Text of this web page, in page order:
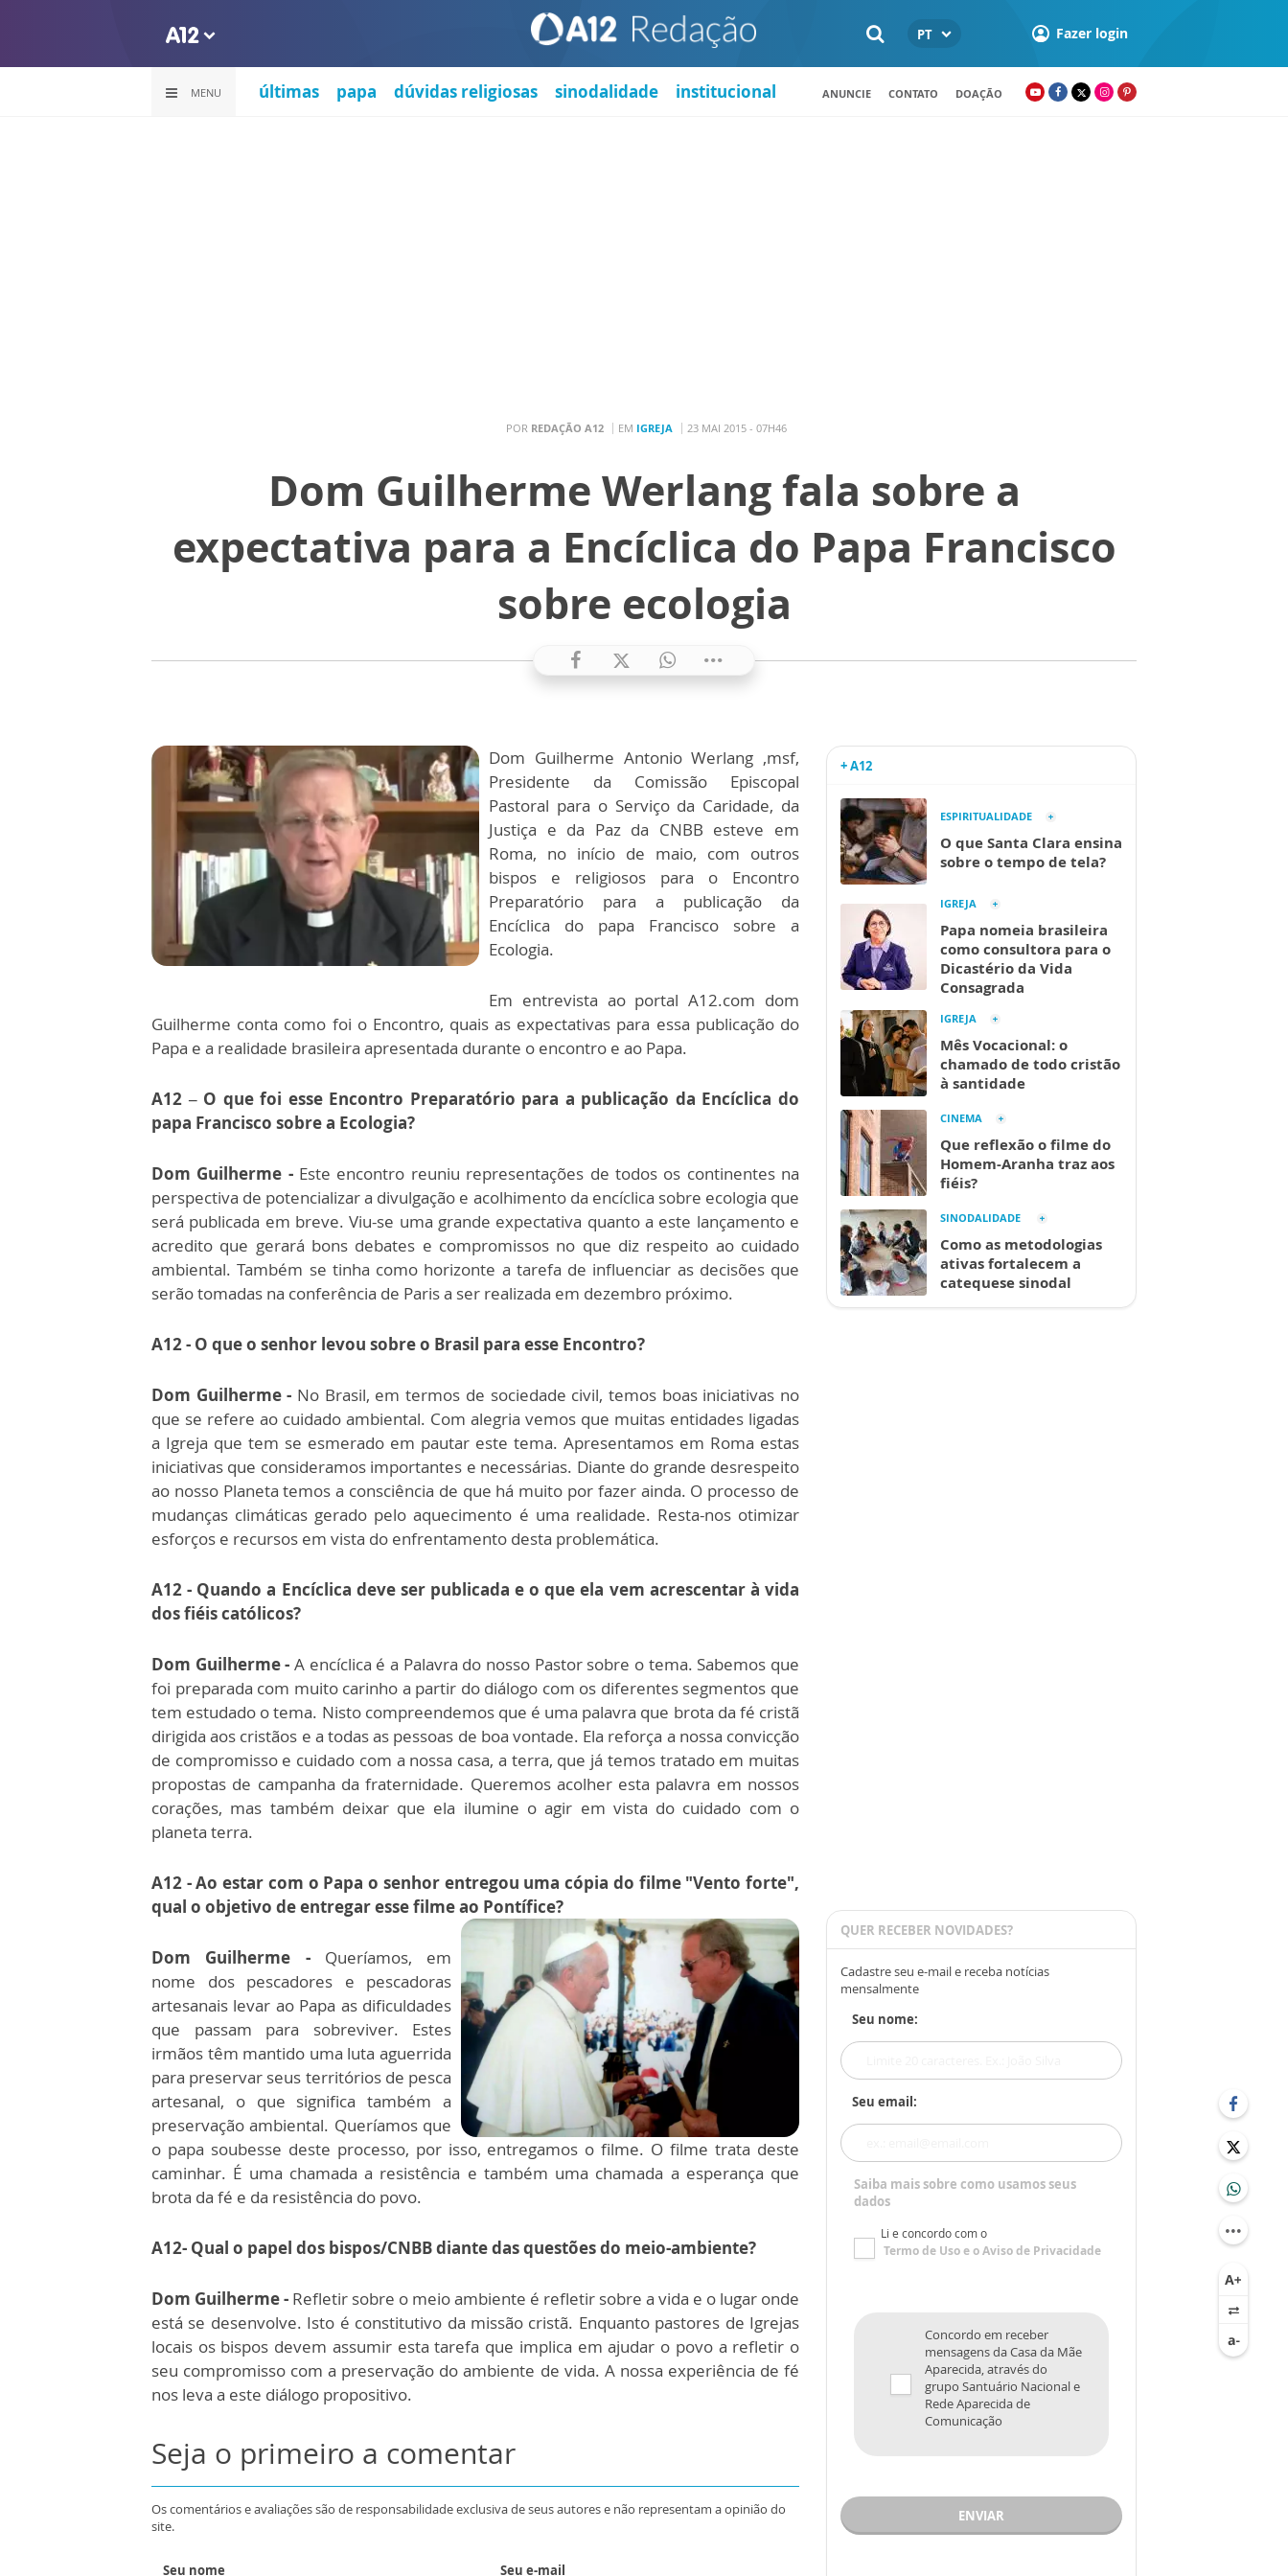
PT Fazer login
MENU últimas papa dúvidas religiosas sinodalidade institucional ANUNCIE CONTATO DOAÇÃO
POR REDAÇÃO A12 EM IGREJA 23 MAI 2015 - 07H46
Dom Guilherme Werlang fala sobre a
expectativa para a Encíclica do Papa Francisco
sobre ecologia
Dom Guilherme Antonio Werlang ,msf,
Presidente da Comissão Episcopal
Pastoral para o Serviço da Caridade, da
Justiça e da Paz da CNBB esteve em
Roma, no início de maio, com outros
bispos e religiosos para o Encontro
Preparatório para a publicação da
Encíclica do papa Francisco sobre a
Ecologia.
Em entrevista ao portal A12.com dom
Guilherme conta como foi o Encontro, quais as expectativas para essa publicação do
Papa e a realidade brasileira apresentada durante o encontro e ao Papa.
A12 – O que foi esse ​Encontro Preparatório para a publicação da Encíclica do
papa Francisco sobre a Ecologia?
Dom Guilherme -Este encontro reuniu representações de todos os continentes na
perspectiva de potencializar a divulgação e acolhimento da encíclica sobre ecologia que
será publicada em breve. Viu-se uma grande expectativa quanto a este lançamento e
acredito que gerará bons debates e compromissos no que diz respeito ao cuidado
ambiental. Também se tinha como horizonte a tarefa de influenciar as decisões que
serão tomadas na conferência de Paris a ser realizada em dezembro próximo.
A12 - O que o senhor levou sobre o Brasil para esse Encontro?
Dom Guilherme - No Brasil, em termos de sociedade civil, temos boas iniciativas no
que se refere ao cuidado ambiental. Com alegria vemos que muitas entidades ligadas
a Igreja que tem se esmerado em pautar este tema. Apresentamos em Roma estas
iniciativas que consideramos importantes e necessárias. Diante do grande desrespeito
ao nosso Planeta temos a consciência de que há muito por fazer ainda. O processo de
mudanças climáticas gerado pelo aquecimento é uma realidade. Resta-nos otimizar
esforços e recursos em vista do enfrentamento desta problemática.
A12 - Quando a Encíclica deve ser publicada e o que ela vem acrescentar à vida
dos fiéis católicos?
Dom Guilherme - A encíclica é a Palavra do nosso Pastor sobre o tema. Sabemos que
foi preparada com muito carinho a partir do diálogo com os diferentes segmentos que
tem estudado o tema. Nisto compreendemos que é uma palavra que brota da fé cristã
dirigida aos cristãos e a todas as pessoas de boa vontade. Ela reforça a nossa convicção
de compromisso e cuidado com a nossa casa, a terra, que já temos tratado em muitas
propostas de campanha da fraternidade. Queremos acolher esta palavra em nossos
corações, mas também deixar que ela ilumine o agir em vista do cuidado com o
planeta terra.
A12 - Ao estar com o Papa o senhor entregou uma cópia do filme "Vento forte",
qual o objetivo de entregar esse filme ao Pontífice?
Dom Guilherme -Queríamos, em
nome dos pescadores e pescadoras
artesanais levar ao Papa as dificuldades
que passam para sobreviver. Estes
irmãos têm mantido uma luta aguerrida
para preservar seus territórios de pesca
artesanal, o que significa também a
preservação ambiental. Queríamos que
o papa soubesse deste processo, por isso, entregamos o filme. O filme trata deste
caminhar. É uma chamada a resistência e também uma chamada a esperança que
brota da fé e da resistência do povo.
A12- Qual o papel dos bispos/CNBB diante das questões do meio-ambiente?
Dom Guilherme - Refletir sobre o meio ambiente é refletir sobre a vida e o lugar onde
está se desenvolve. Isto é constitutivo da missão cristã. Enquanto pastores de Igrejas
locais os bispos devem assumir esta tarefa que implica em ajudar o povo a refletir o
seu compromisso com a preservação do ambiente de vida. A nossa experiência de fé
nos leva a este diálogo propositivo.
Seja o primeiro a comentar
Os comentários e avaliações são de responsabilidade exclusiva de seus autores e não representam a opinião do
site.
Seu nome Seu e-mail
+ A12
ESPIRITUALIDADE
O que Santa Clara ensina
sobre o tempo de tela?
IGREJA
Papa nomeia brasileira
como consultora para o
Dicastério da Vida
Consagrada
IGREJA
Mês Vocacional: o
chamado de todo cristão
à santidade
CINEMA
Que reflexão o filme do
Homem-Aranha traz aos
fiéis?
SINODALIDADE
Como as metodologias
ativas fortalecem a
catequese sinodal
QUER RECEBER NOVIDADES?
Cadastre seu e-mail e receba notícias
mensalmente
Seu nome:
Seu email:
Saiba mais sobre como usamos seus
dados
Li e concordo com o
Termo de Usoe oAviso de Privacidade
Concordo em receber
mensagens da Casa da Mãe
Aparecida, através do
grupo Santuário Nacional e
Rede Aparecida de
Comunicação
ENVIAR